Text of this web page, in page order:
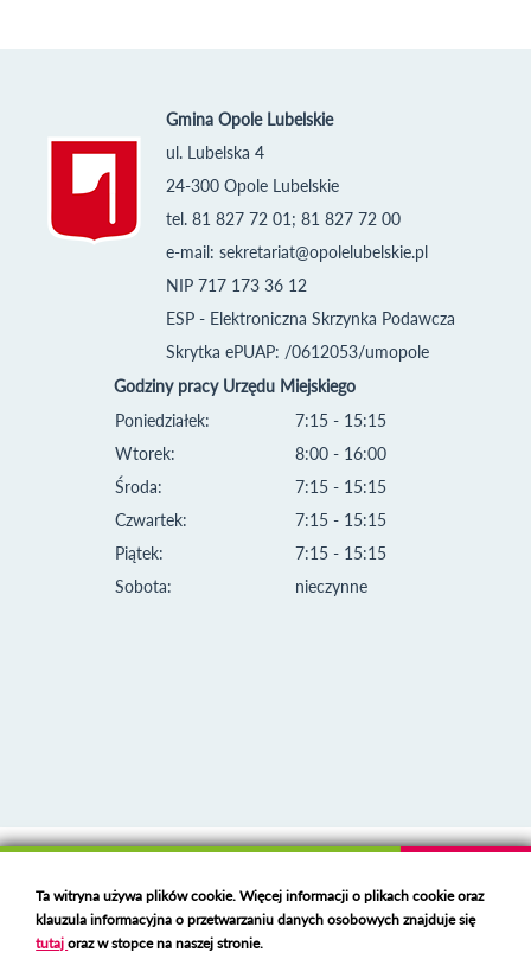
Gmina Opole Lubelskie
ul. Lubelska 4
24-300 Opole Lubelskie
tel. 81 827 72 01; 81 827 72 00
e-mail: sekretariat@opolelubelskie.pl
NIP 717 173 36 12
ESP - Elektroniczna Skrzynka Podawcza
Skrytka ePUAP: /0612053/umopole
Godziny pracy Urzędu Miejskiego
Poniedziałek:
Wtorek:
Środa:
Czwartek:
Piątek:
Sobota:
7:15 - 15:15
8:00 - 16:00
7:15 - 15:15
7:15 - 15:15
7:15 - 15:15
nieczynne
Deklaracja dostępności
Polski serwer RBLhttps://polspam.pl/
Ta witryna używa plików cookie. Więcej informacji o plikach cookie oraz
klauzula informacyjna o przetwarzaniu danych osobowych znajduje się
tutajoraz w stopce na naszej stronie.